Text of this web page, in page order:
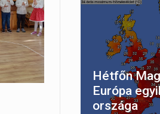
Hétfőn
Európa
országa